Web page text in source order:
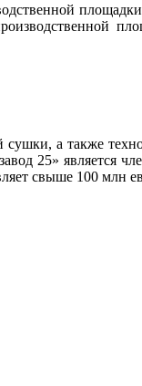
а также
25» является
свыше 100 млн